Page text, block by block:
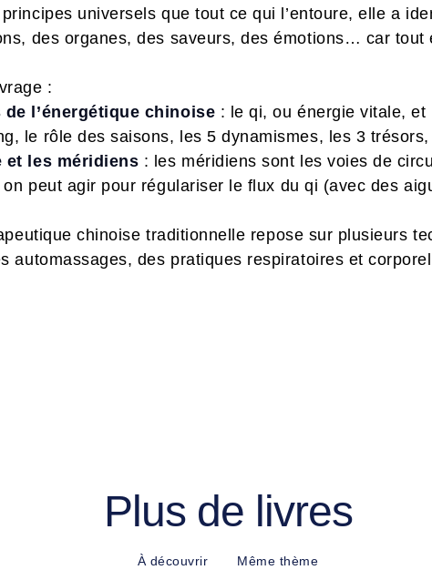
universels que tout ce qui l’entoure, elle a
des organes, des saveurs, des émotions… car
:
l’énergétique chinoise : le qi, ou énergie vitale, et
le rôle des saisons, les 5 dynamismes, les 3
et les méridiens : les méridiens sont les voies de
peut agir pour régulariser le flux du qi (avec des
chinoise traditionnelle repose sur plusieurs
automassages, des pratiques respiratoires et
Plus de livres
À découvrir Même thème